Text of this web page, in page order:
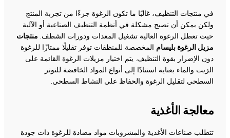
في منتجات التنظيف، غالبًا ما تكون الرغوة جزءًا من تجربة المنتج
ولكن يمكن أن تصبح مشكلة في أنظمة التنظيف الصناعية أو الآلية
حيث تعطل الرغوة العالية تشغيل المعدات ودورات الشطف. منتجات
مزيل الرغوة بليسام المخصصة للمنظفات توفر تقليلًا ممتازًا للرغوة
دون الإضرار بقوة التنظيف. يتم اختيار مزيلات الرغوة القائمة على
الزيت والماء بعناية استنادًا إلى أنواع المواد الخافضة للتوتر
السطحي لتقليل الرغوة والحفاظ على النشاط السطحي.
معالجة الأغذية
تتطلب صناعات الأغذية والمشروبات مواد مضادة للرغوة ذات جودة